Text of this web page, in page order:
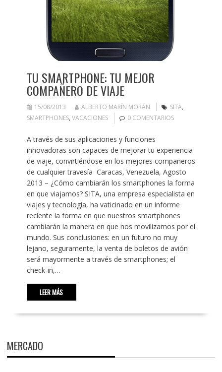
TU SMARTPHONE: TU MEJOR
COMPAÑERO DE VIAJE
15/08/2013 ALBERTO MARÍN MORÁN SITA,
SMARTPHONES, VACACIONES 0 COMENTARIOS
A través de sus aplicaciones y funciones
innovadoras son capaces de mejorar tu experiencia
de viaje, convirtiéndose en los mejores compañeros
de cualquier travesía Caracas, Venezuela, Agosto
2013 – ¿Cómo cambiarán los smartphones la forma
en que viajamos? SITA, una empresa especialista en
viajes y tecnología, ha vaticinado en un informe
reciente la forma en que nuestros smartphones
cambiarán la manera en que nos movilizamos por el
mundo. Sus conclusiones: en un futuro no muy
lejano, seguramente, la venta de boletos de avión
será mayormente a través de smartphones; el
check-in,…
LEER MÁS
MERCADO